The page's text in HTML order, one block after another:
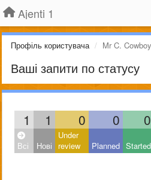
Ajenti 1
Профіль користувача Mr C.
Ваші запити по статусу
1 1 0 0 0
Всі Нові
Under
review
Planned Started